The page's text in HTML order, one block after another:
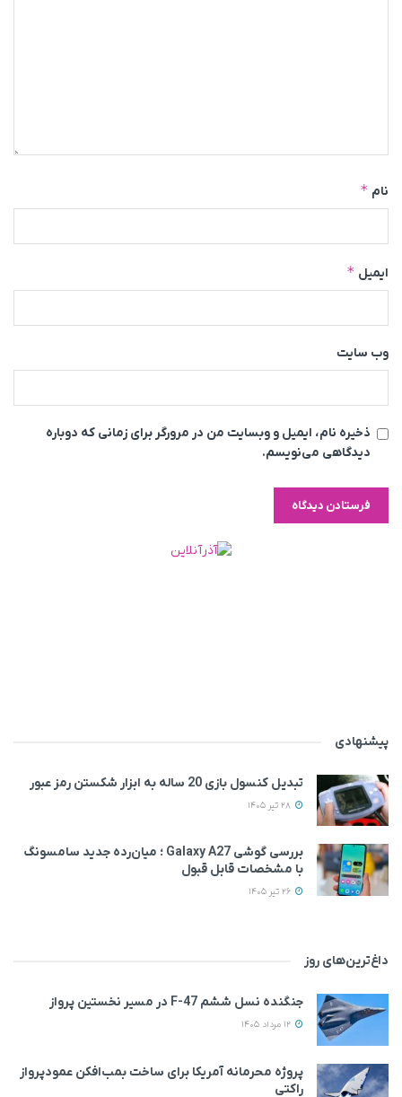
نام *
ایمیل *
وب‌ سایت
ذخیره نام، ایمیل و وبسایت من در مرورگر برای زمانی که دوباره
دیدگاهی می‌نویسم.
پیشنهادی
تبدیل کنسول بازی 20 ساله به ابزار شکستن رمز عبور
بررسی گوشی Galaxy A27 ؛ میان‌رده‌ جدید سامسونگ
با مشخصات قابل قبول
داغ‌ترین‌های روز
جنگنده نسل ششم F-47 در مسیر نخستین پرواز
پروژه محرمانه آمریکا برای ساخت بمب‌افکن عمودپرواز
راکتی